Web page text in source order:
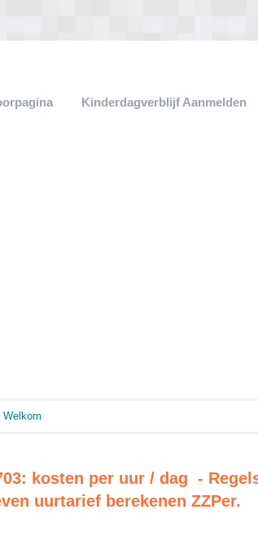
Kinderdagverblijf Aanmelden
kosten per uur / dag -
uurtarief berekenen ZZPer.